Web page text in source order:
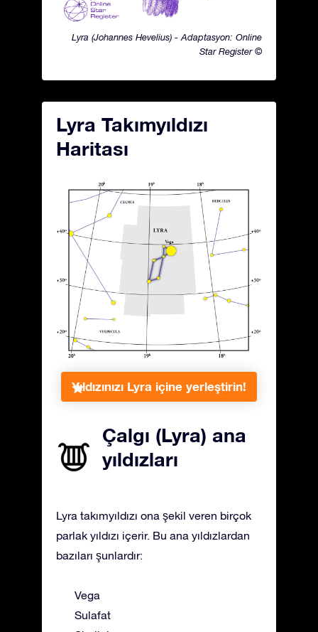
Lyra (Johannes Hevelius) - Adaptasyon: Online
Star Register ©
Lyra Takımyıldızı
Haritası
Yıldızınızı Lyra içine yerleştirin!
Çalgı (Lyra) ana
yıldızları
Lyra takımyıldızı ona şekil veren birçok
parlak yıldızı içerir. Bu ana yıldızlardan
bazıları şunlardır:
Vega
Sulafat